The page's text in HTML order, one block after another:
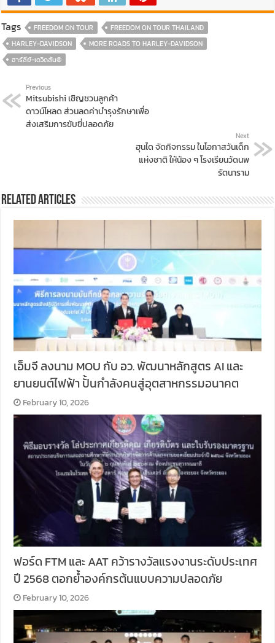
Tags FREEDOM ON TOUR
FREEDOM ON TOUR THAILAND
HARLEY-DAVIDSON
MORE ROADS TO HARLEY-DAVIDSON
ฮาร์ลีย์-เดวิดสัน®
Previous
Mitsubishi เชิญชวนลูกค้า
ดาวน์โหลด ส่วนลดค่าบำรุงรักษาเพื่อ
ส่งเสริมการขับขี่ปลอดภัย
Next
ฮุนได จัดกิจกรรม ในโอกาสวันเด็ก
แห่งชาติ ให้น้อง ๆ โรงเรียนวัดนพ
รัตนาราม
Related Articles
เอ็มจี ลงนาม MOU กับ อว. พัฒนาหลักสูตร AI และ
ยานยนต์ไฟฟ้า ปั้นกำลังคนสู่อุตสาหกรรมอนาคต
February 10, 2026
ฟอร์ด FTM และ AAT คว้ารางวัลแรงงานระดับประเทศ
ปี 2568 ตอกย้ำองค์กรต้นแบบความปลอดภัย
February 10, 2026